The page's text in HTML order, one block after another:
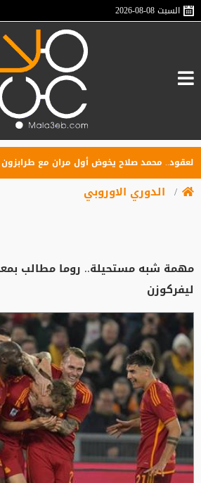
السبت2026-08-08
محمد صلاح يخوض أول مران مع طرابزون سبور
الدوري الاوروبي
مهمة شبه مستحيلة.. روما مطالب
ليفركوزن